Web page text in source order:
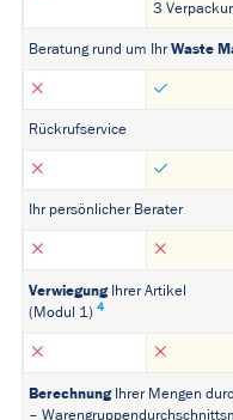
3
Beratung rund um IhrWaste
Rückrufservice
Ihr persönlicher Berater
VerwiegungIhrer Artikel
(Modul 1) 4
BerechnungIhrer Mengen
–